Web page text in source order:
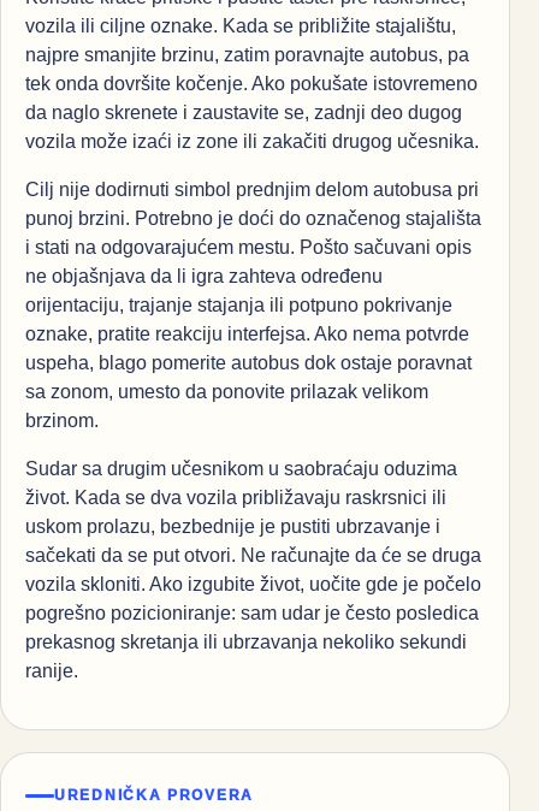
vozila ili ciljne oznake. Kada se približite stajalištu,
najpre smanjite brzinu, zatim poravnajte autobus, pa
tek onda dovršite kočenje. Ako pokušate istovremeno
da naglo skrenete i zaustavite se, zadnji deo dugog
vozila može izaći iz zone ili zakačiti drugog učesnika.
Cilj nije dodirnuti simbol prednjim delom autobusa pri
punoj brzini. Potrebno je doći do označenog stajališta
i stati na odgovarajućem mestu. Pošto sačuvani opis
ne objašnjava da li igra zahteva određenu
orijentaciju, trajanje stajanja ili potpuno pokrivanje
oznake, pratite reakciju interfejsa. Ako nema potvrde
uspeha, blago pomerite autobus dok ostaje poravnat
sa zonom, umesto da ponovite prilazak velikom
brzinom.
Sudar sa drugim učesnikom u saobraćaju oduzima
život. Kada se dva vozila približavaju raskrsnici ili
uskom prolazu, bezbednije je pustiti ubrzavanje i
sačekati da se put otvori. Ne računajte da će se druga
vozila skloniti. Ako izgubite život, uočite gde je počelo
pogrešno pozicioniranje: sam udar je često posledica
prekasnog skretanja ili ubrzavanja nekoliko sekundi
ranije.
UREDNIČKA PROVERA